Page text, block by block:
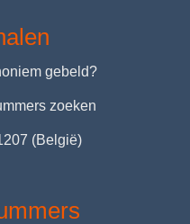
gebeld?
zoeken
(België)